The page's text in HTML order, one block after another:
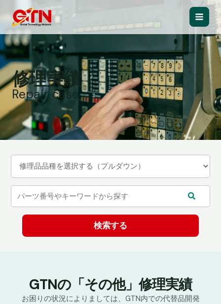
ス
キ
ッ
プ
Main
修理実績
Repair case
GTNの「その他」修理実績
お困りの状況によりましては、GTN内での代替品開発